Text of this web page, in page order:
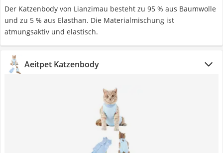
Der Katzenbody von Lianzimau besteht zu 95 % aus Baumwolle
und zu 5 % aus Elasthan. Die Materialmischung ist
atmungsaktiv und elastisch.
Aeitpet Katzenbody